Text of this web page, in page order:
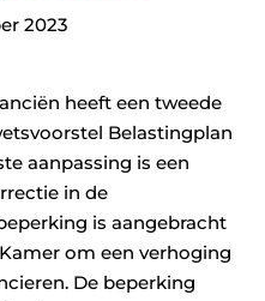
2023
heeft een tweede
Belastingplan
aanpassing is een
in de
is aangebracht
om een verhoging
De beperking